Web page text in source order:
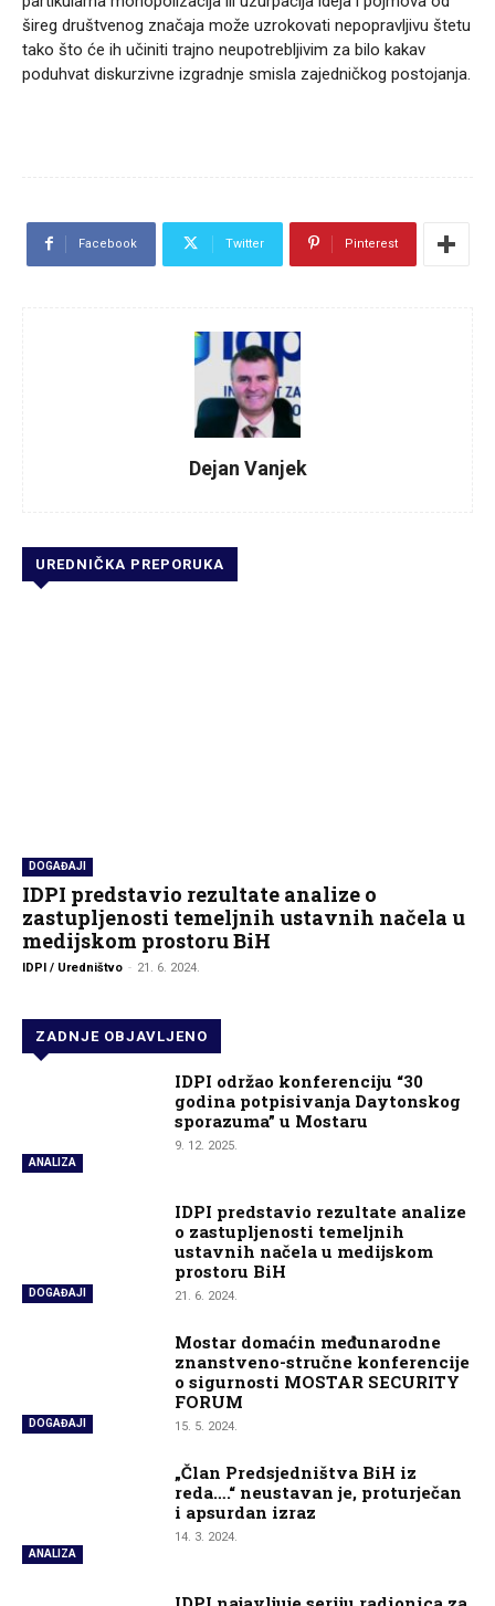
šireg društvenog značaja može uzrokovati nepopravljivu štetu
tako što će ih učiniti trajno neupotrebljivim za bilo kakav
poduhvat diskurzivne izgradnje smisla zajedničkog postojanja.
Facebook Twitter Pinterest
Dejan Vanjek
UREDNIČKA PREPORUKA
DOGAĐAJI
IDPI predstavio rezultate analize o
zastupljenosti temeljnih ustavnih načela u
medijskom prostoru BiH
IDPI / Uredništvo - 21. 6. 2024.
ZADNJE OBJAVLJENO
ANALIZA
IDPI održao konferenciju “30
godina potpisivanja Daytonskog
sporazuma” u Mostaru
9. 12. 2025.
DOGAĐAJI
IDPI predstavio rezultate analize
o zastupljenosti temeljnih
ustavnih načela u medijskom
prostoru BiH
21. 6. 2024.
DOGAĐAJI
Mostar domaćin međunarodne
znanstveno-stručne konferencije
o sigurnosti MOSTAR SECURITY
FORUM
15. 5. 2024.
ANALIZA
„Član Predsjedništva BiH iz
reda….“ neustavan je, proturječan
i apsurdan izraz
14. 3. 2024.